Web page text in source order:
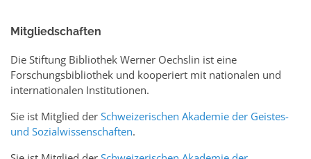
Mitgliedschaften
Die Stiftung Bibliothek Werner Oechslin ist eine
Forschungsbibliothek und kooperiert mit nationalen und
internationalen Institutionen.
Sie ist Mitglied der Schweizerischen Akademie der Geistes-
und Sozialwissenschaften.